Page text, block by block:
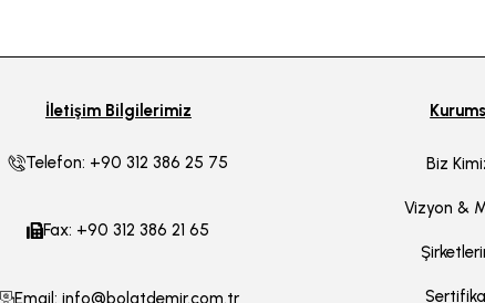
İletişim Bilgilerimiz
Telefon: +90 312 386 25 75
Fax: +90 312 386 21 65
Email: info@bolatdemir.com.tr
Biz
Vizyon &